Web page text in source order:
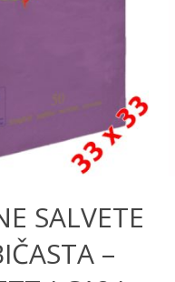
SALVETE
–